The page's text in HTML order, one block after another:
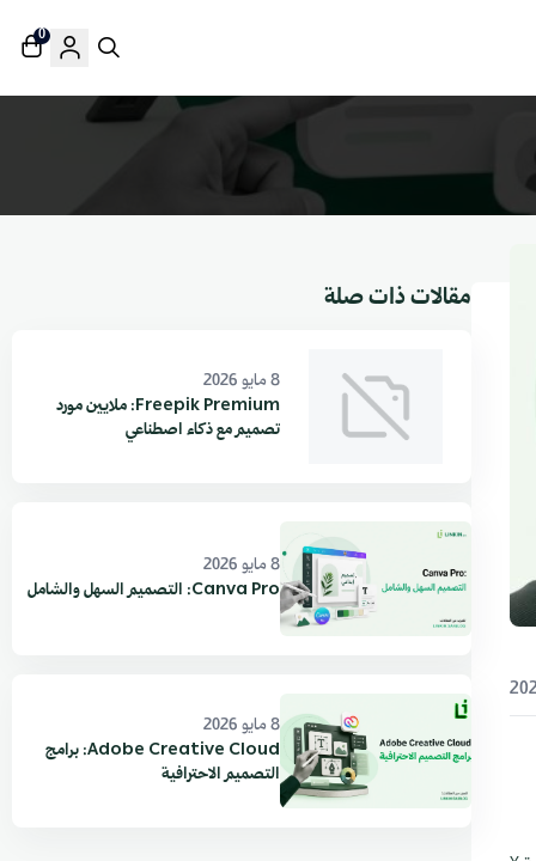
0
مقالات ذات صلة
8 مايو 2026
Freepik Premium: ملايين مورد
تصميم مع ذكاء اصطناعي
8 مايو 2026
Canva Pro: التصميم السهل والشامل
8 مايو 2026
Adobe Creative Cloud: برامج
التصميم الاحترافية